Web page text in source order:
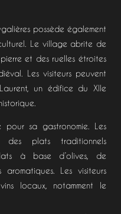
possède également
Le village abrite de
pierre et des ruelles étroites
Les visiteurs peuvent
un édifice du XIIe
pour sa gastronomie. Les
des plats traditionnels
à base d’olives, de
Les visiteurs
locaux, notamment le